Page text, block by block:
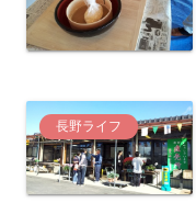
長野ライフ